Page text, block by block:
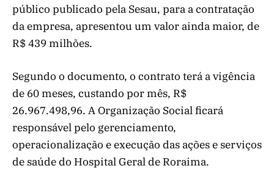
público publicado pela Sesau, para a contratação
da empresa, apresentou um valor ainda maior, de
R$ 439 milhões.
Segundo o documento, o contrato terá a vigência
de 60 meses, custando por mês, R$
26.967.498,96. A Organização Social ficará
responsável pelo gerenciamento,
operacionalização e execução das ações e serviços
de saúde do Hospital Geral de Roraima.